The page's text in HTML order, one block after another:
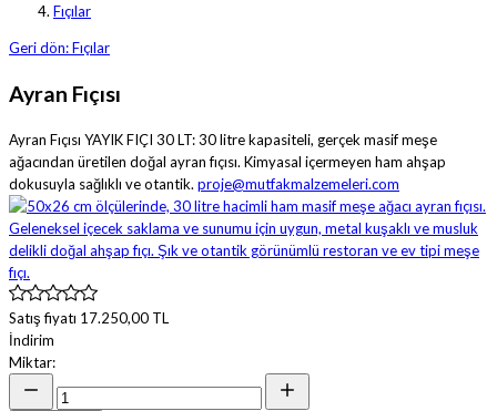
Fıçılar
Geri dön: Fıçılar
Ayran Fıçısı
Ayran Fıçısı YAYIK FIÇI 30 LT: 30 litre kapasiteli, gerçek masif meşe
ağacından üretilen doğal ayran fıçısı. Kimyasal içermeyen ham ahşap
dokusuyla sağlıklı ve otantik. proje@mutfakmalzemeleri.com
Satış fiyatı 17.250,00 TL
İndirim
Miktar: